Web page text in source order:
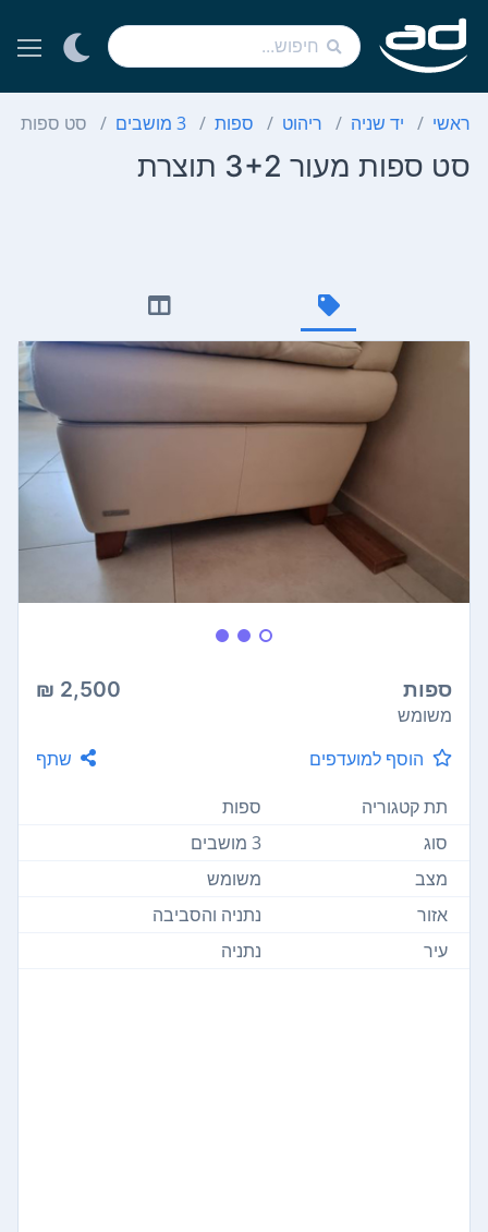
ראשי יד שניה ריהוט ספות 3 מושבים סט ספות מעור 3+2
סט ספות מעור 3+2 תוצרת
ספות 2,500 ₪
משומש
הוסף למועדפים
שתף
תת קטגוריה
ספות
סוג
3 מושבים
מצב
משומש
אזור
נתניה והסביבה
עיר
נתניה